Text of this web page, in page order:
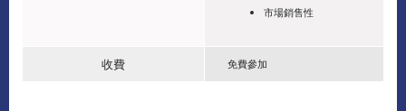
市場銷售性
收費 免費參加